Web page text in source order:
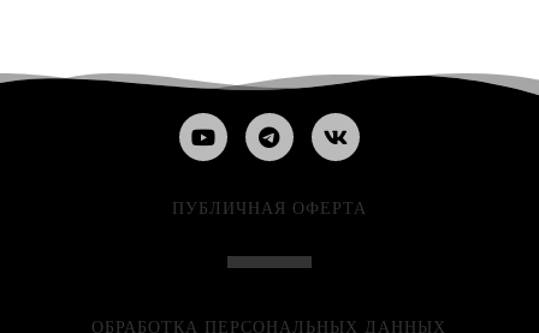
ПУБЛИЧНАЯ ОФЕРТА
ОБРАБОТКА ПЕРСОНАЛЬНЫХ ДАННЫХ